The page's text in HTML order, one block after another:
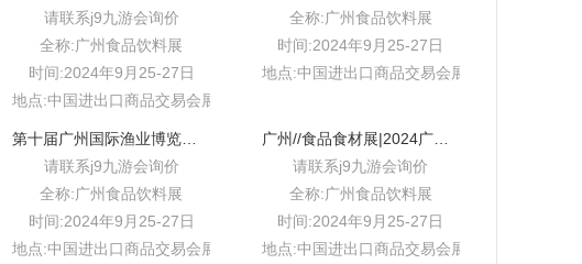
请联系j9九游会询价
全称:广州食品饮料展
时间:2024年9月25-27日
地点:中国进出口商品交易会展馆b区
全称:广州食品饮料展
时间:2024年9月25-27日
地点:中国进出口商品交易会展馆b区
请联系j9九游会询价
全称:广州食品饮料展
时间:2024年9月25-27日
地点:中国进出口商品交易会展馆b区
广州//食品食材展|2024广州中食展
请联系j9九游会询价
全称:广州食品饮料展
时间:2024年9月25-27日
地点:中国进出口商品交易会展馆b区